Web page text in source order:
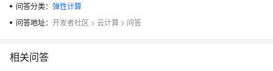
问答分类： 弹性计算
问答地址： 开发者社区 > 云计算 > 问答
相关问答